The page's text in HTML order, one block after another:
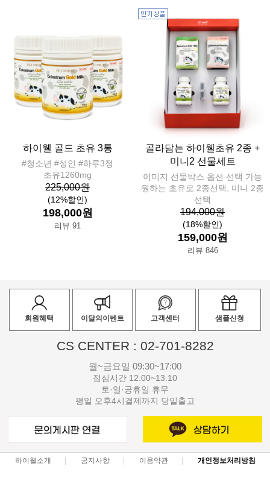
하이웰 골드 초유 3통
#청소년 #성인 #하루3정
초유1260mg
225,000원
(12%할인)
198,000원
리뷰 91
골라담는 하이웰초유 2종 +
미니2 선물세트
이미지 선물박스 옵션 선택 가능
원하는 초유로 2종선택, 미니 2종
선택
194,000원
(18%할인)
159,000원
리뷰 846
회원혜택 이달의이벤트 고객센터 샘플신청
CS CENTER : 02-701-8282
월~금요일 09:30~17:00
점심시간 12:00~13:10
토·일·공휴일 휴무
평일 오후4시결제까지 당일출고
하이웰소개 공지사항 이용약관 개인정보처리방침